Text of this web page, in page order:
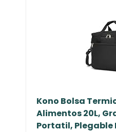
Kono Bolsa
Alimentos 20L,
Portatil, Plegable